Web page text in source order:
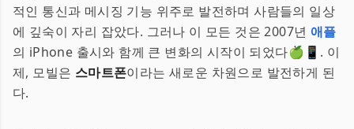
적인 통신과 메시징 기능 위주로 발전하며 사람들의 일상
에 깊숙이 자리 잡았다. 그러나 이 모든 것은 2007년 애플
의 iPhone 출시와 함께 큰 변화의 시작이 되었다🍏📱. 이
제, 모빌은 스마트폰이라는 새로운 차원으로 발전하게 된
다.